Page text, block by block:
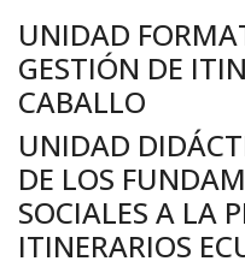
UNIDAD
GESTIÓN DE
CABALLO
UNIDAD
DE LOS
SOCIALES A LA
ITINERARIOS